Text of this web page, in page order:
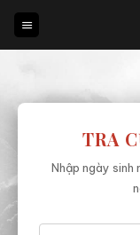
qua
nội
TRA
Nhập ngày sinh